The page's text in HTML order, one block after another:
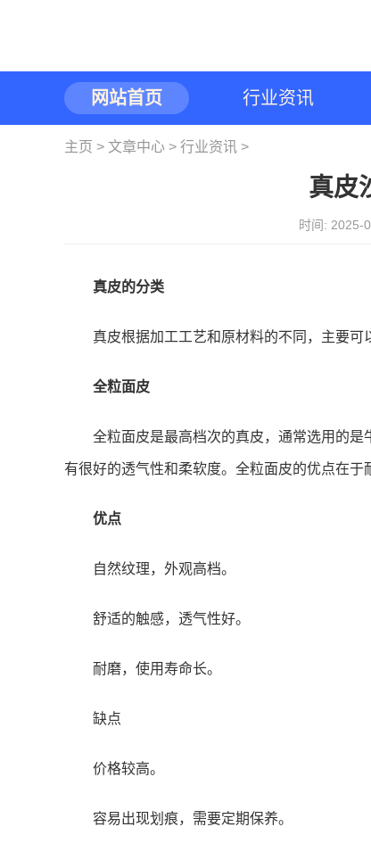
网站首页 行业资讯
主页 > 文章中心 > 行业资讯 >
真皮
时间: 2025-
真皮的分类
真皮根据加工工艺和原材料的不同，主要可
全粒面皮
全粒面皮是最高档次的真皮，通常选用的
有很好的透气性和柔软度。全粒面皮的优点在于
优点
自然纹理，外观高档。
舒适的触感，透气性好。
耐磨，使用寿命长。
缺点
价格较高。
容易出现划痕，需要定期保养。